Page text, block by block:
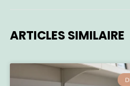
ARTICLES SIMILAIRE